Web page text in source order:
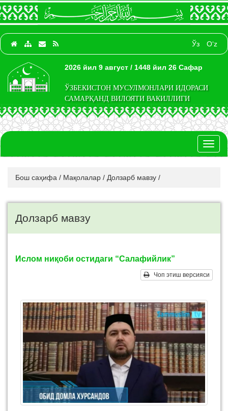
Ўз O‘z
2026 йил 9 август / 1448 йил 26 Сафар
ЎЗБЕКИСТОН МУСУЛМОНЛАРИ ИДОРАСИ
САМАРҚАНД ВИЛОЯТИ ВАКИЛЛИГИ
Бош саҳифа / Мақолалар / Долзарб мавзу /
Долзарб мавзу
Ислом ниқоби остидаги “Салафийлик”
Чоп этиш версияси